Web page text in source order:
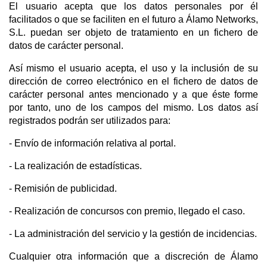
El usuario acepta que los datos personales por él
facilitados o que se faciliten en el futuro a Álamo Networks,
S.L. puedan ser objeto de tratamiento en un fichero de
datos de carácter personal.
Así mismo el usuario acepta, el uso y la inclusión de su
dirección de correo electrónico en el fichero de datos de
carácter personal antes mencionado y a que éste forme
por tanto, uno de los campos del mismo. Los datos así
registrados podrán ser utilizados para:
- Envío de información relativa al portal.
- La realización de estadísticas.
- Remisión de publicidad.
- Realización de concursos con premio, llegado el caso.
- La administración del servicio y la gestión de incidencias.
Cualquier otra información que a discreción de Álamo